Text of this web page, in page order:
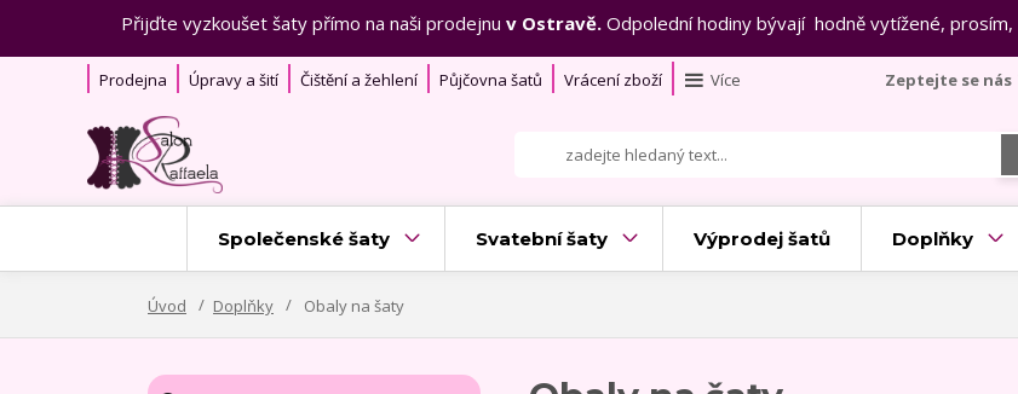
Přijďte vyzkoušet šaty přímo na naši prodejnu v Ostravě. Odpolední hodiny bývají hodně vytížené, prosím,
Prodejna Úpravy a šití Čištění a žehlení Půjčovna šatů Vrácení zboží Více Zeptejte se nás
Společenské šaty Svatební šaty Výprodej šatů Doplňky
Úvod Doplňky Obaly na šaty